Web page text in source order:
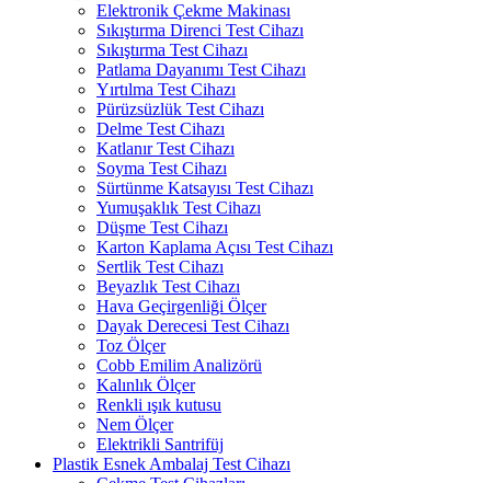
Elektronik Çekme Makinası
Sıkıştırma Direnci Test Cihazı
Sıkıştırma Test Cihazı
Patlama Dayanımı Test Cihazı
Yırtılma Test Cihazı
Pürüzsüzlük Test Cihazı
Delme Test Cihazı
Katlanır Test Cihazı
Soyma Test Cihazı
Sürtünme Katsayısı Test Cihazı
Yumuşaklık Test Cihazı
Düşme Test Cihazı
Karton Kaplama Açısı Test Cihazı
Sertlik Test Cihazı
Beyazlık Test Cihazı
Hava Geçirgenliği Ölçer
Dayak Derecesi Test Cihazı
Toz Ölçer
Cobb Emilim Analizörü
Kalınlık Ölçer
Renkli ışık kutusu
Nem Ölçer
Elektrikli Santrifüj
Plastik Esnek Ambalaj Test Cihazı